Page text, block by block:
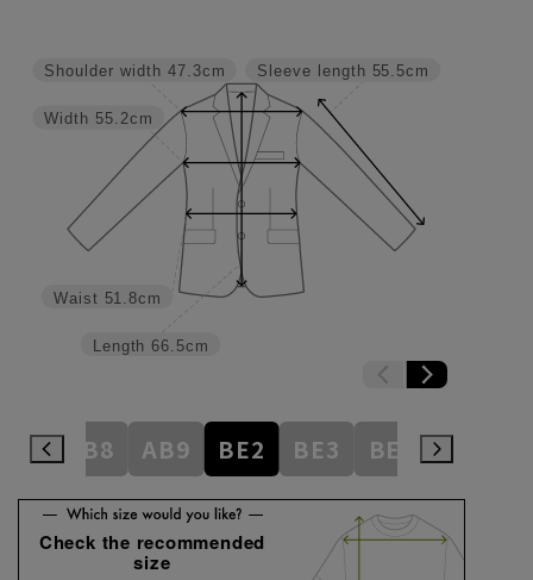
Sleeve length 55.5cm
Length 66.5cm
Waist 51.8cm
Width 55.2cm
Shoulder width 47.3cm
AB8 AB9 BE2 BE3 BE4 BE5
Check the recommended
size